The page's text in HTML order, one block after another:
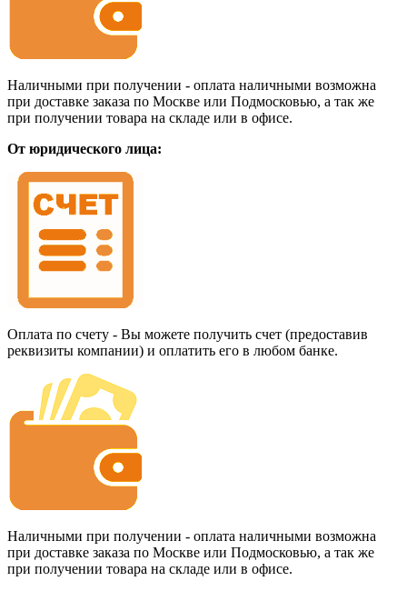
Наличными при получении - оплата наличными возможна
при доставке заказа по Москве или Подмосковью, а так же
при получении товара на складе или в офисе.
От юридического лица:
Оплата по счету - Вы можете получить счет (предоставив
реквизиты компании) и оплатить его в любом банке.
Наличными при получении - оплата наличными возможна
при доставке заказа по Москве или Подмосковью, а так же
при получении товара на складе или в офисе.